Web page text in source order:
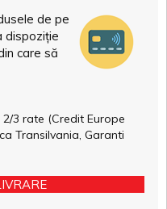
de pe
dispoziție
care să
3 rate (Credit Europe
Transilvania, Garanti